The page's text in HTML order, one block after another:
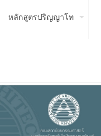
หลักสูตรปริญญาโท